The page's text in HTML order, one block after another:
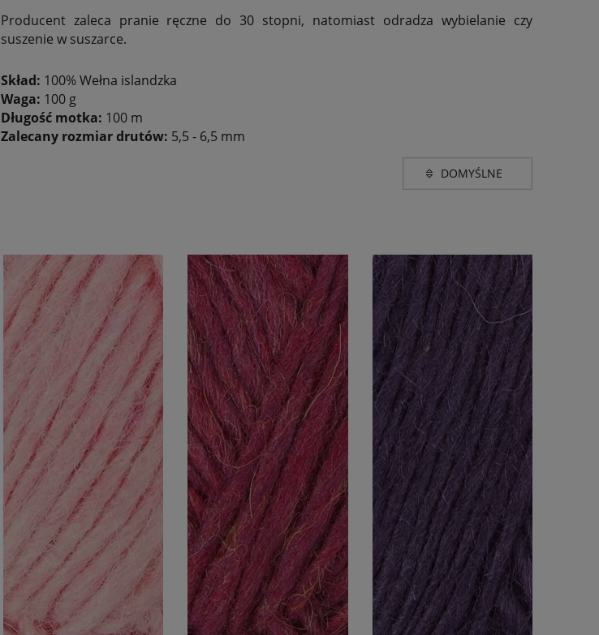
Producent zaleca pranie ręczne do 30 stopni, natomiast odradza wybielanie czy
suszenie w suszarce.
Skład: 100% Wełna islandzka
Waga: 100 g
Długość motka: 100 m
Zalecany rozmiar drutów: 5,5 - 6,5 mm
odcienie brązu i beżu(3)
odcienie czerwieni(4)
odcienie fioletu(1)
odcienie niebieskiego(6)
odcienie różu (2)
odcienie szarości i
srebra
(1)
odcienie zieleni(2)
więcej
100g)
(22)
Cena
od
Promocja
nie(22)